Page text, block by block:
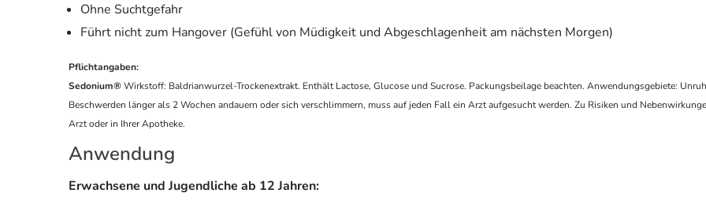
Ohne Suchtgefahr
Führt nicht zum Hangover (Gefühl von Müdigkeit und Abgeschlagenheit am nächsten Morgen)
Pflichtangaben:
Sedonium®Wirkstoff: Baldrianwurzel-Trockenextrakt. Enthält Lactose, Glucose und Sucrose. Packungsbeilage beachten. Anwendungsgebiete:
Beschwerden länger als 2 Wochen andauern oder sich verschlimmern, muss auf jeden Fall ein Arzt aufgesucht werden. Zu Risiken und
Arzt oder in Ihrer Apotheke.
Anwendung
Erwachsene und Jugendliche ab 12 Jahren: